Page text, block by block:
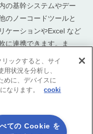
の基幹システムやデー
のノーコードツールと
ケーションやExcel など
に連携できます。ま
開発期間も大幅に短縮
な操作で開発が可能な
意しています。
リックすると、サイ
用状況を分析し、
めに、デバイスに
なります。
cooki
ての Cookie を